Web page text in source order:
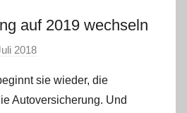
auf 2019 wechseln
2018
n
a
sie wieder, die
Autoversicherung. Und